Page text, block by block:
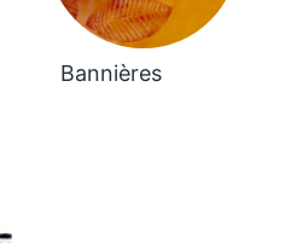
Bannières